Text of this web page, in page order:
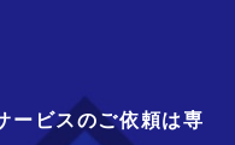
ービスのご依頼は専